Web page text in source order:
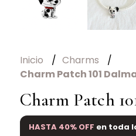
Inicio
Charms
Charm Patch 101
Charm Patch
HASTA 40% OFF en toda